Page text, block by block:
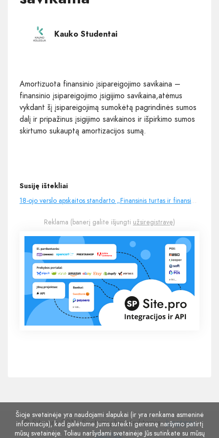
Kauko Studentai
Amortizuota finansinio įsipareigojimo savikaina –
finansinio įsipareigojimo įsigijimo savikaina,atėmus
vykdant šį įsipareigojimą sumokėtą pagrindinės sumos
dalį ir pripažinus įsigijimo savikainos ir išpirkimo sumos
skirtumo sukauptą amortizacijos sumą.
Susiję ištekliai
18-ojo verslo apskaitos standarto „Finansinis turtas ir finansiniai įsipareigojimai
Reklama (banerį galite išjungti užsiregistravę)
© Site.pro 2011. Svetainių konstruktorius.Jungtinės
Valstijos.
Šioje svetainėje yra naudojami slapukai (ir yra renkama asmeninė
informacija), kad galėtume Jums suteikti geresnę naršymo patirtį
mūsų svetainėje. Toliau naršydami svetainėje Jūs sutinkate su mūsų